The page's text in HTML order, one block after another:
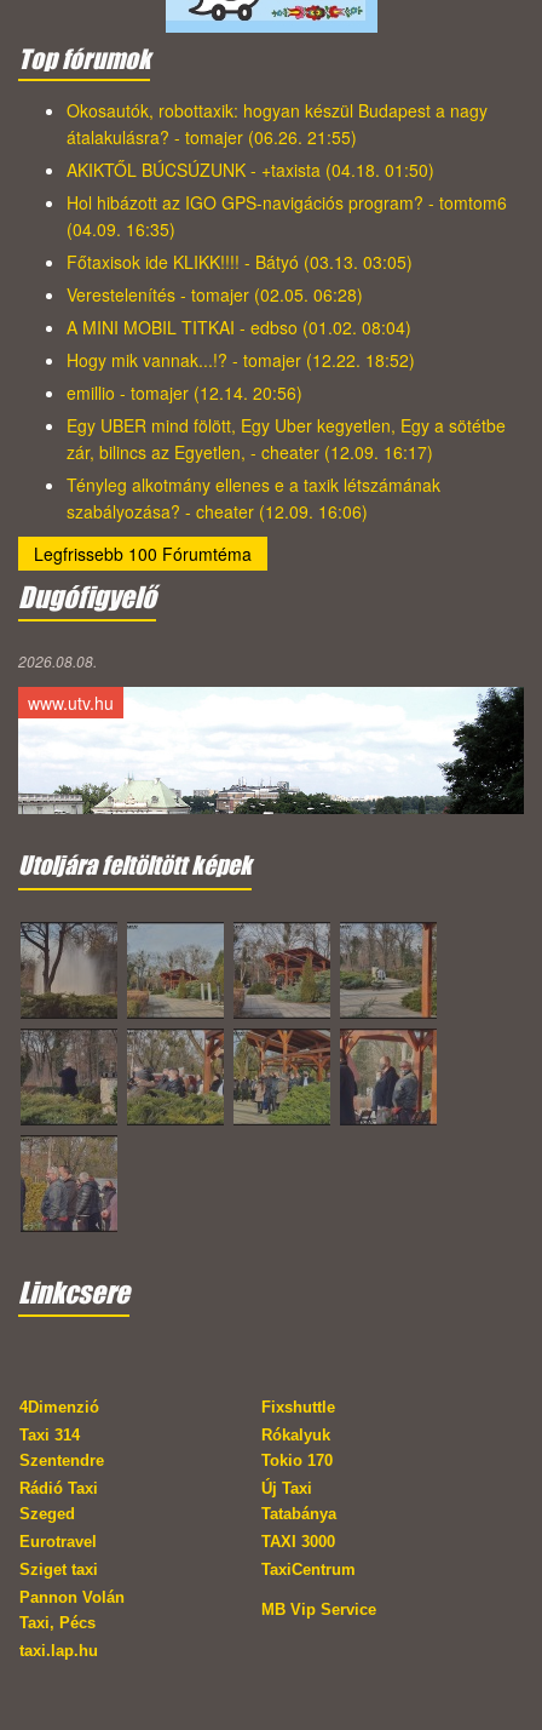
Top fórumok
Okosautók, robottaxik: hogyan készül Budapest a nagy
átalakulásra? - tomajer (06.26. 21:55)
AKIKTŐL BÚCSÚZUNK - +taxista (04.18. 01:50)
Hol hibázott az IGO GPS-navigációs program? - tomtom6
(04.09. 16:35)
Főtaxisok ide KLIKK!!!! - Bátyó (03.13. 03:05)
Verestelenítés - tomajer (02.05. 06:28)
A MINI MOBIL TITKAI - edbso (01.02. 08:04)
Hogy mik vannak...!? - tomajer (12.22. 18:52)
emillio - tomajer (12.14. 20:56)
Egy UBER mind fölött, Egy Uber kegyetlen, Egy a sötétbe
zár, bilincs az Egyetlen, - cheater (12.09. 16:17)
Tényleg alkotmány ellenes e a taxik létszámának
szabályozása? - cheater (12.09. 16:06)
Legfrissebb 100 Fórumtéma
Dugófigyelő
2026.08.08.
www.utv.hu
Utoljára feltöltött képek
Linkcsere
4Dimenzió
Fixshuttle
Taxi 314
Szentendre
Rókalyuk
Tokio 170
Rádió Taxi
Szeged
Új Taxi
Tatabánya
Eurotravel
TAXI 3000
Sziget taxi
TaxiCentrum
Pannon Volán
Taxi, Pécs
MB Vip Service
taxi.lap.hu